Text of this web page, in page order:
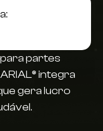
partes
integra
gera lucro